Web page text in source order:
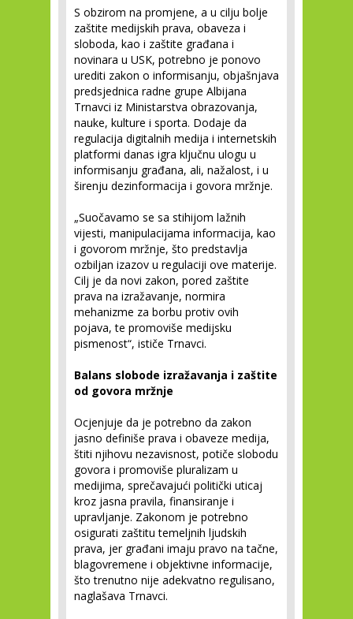
S obzirom na promjene, a u cilju bolje
zaštite medijskih prava, obaveza i
sloboda, kao i zaštite građana i
novinara u USK, potrebno je ponovo
urediti zakon o informisanju, objašnjava
predsjednica radne grupe Albijana
Trnavci iz Ministarstva obrazovanja,
nauke, kulture i sporta. Dodaje da
regulacija digitalnih medija i internetskih
platformi danas igra ključnu ulogu u
informisanju građana, ali, nažalost, i u
širenju dezinformacija i govora mržnje.
„Suočavamo se sa stihijom lažnih
vijesti, manipulacijama informacija, kao
i govorom mržnje, što predstavlja
ozbiljan izazov u regulaciji ove materije.
Cilj je da novi zakon, pored zaštite
prava na izražavanje, normira
mehanizme za borbu protiv ovih
pojava, te promoviše medijsku
pismenost“, ističe Trnavci.
Balans slobode izražavanja i zaštite
od govora mržnje
Ocjenjuje da je potrebno da zakon
jasno definiše prava i obaveze medija,
štiti njihovu nezavisnost, potiče slobodu
govora i promoviše pluralizam u
medijima, sprečavajući politički uticaj
kroz jasna pravila, finansiranje i
upravljanje. Zakonom je potrebno
osigurati zaštitu temeljnih ljudskih
prava, jer građani imaju pravo na tačne,
blagovremene i objektivne informacije,
što trenutno nije adekvatno regulisano,
naglašava Trnavci.